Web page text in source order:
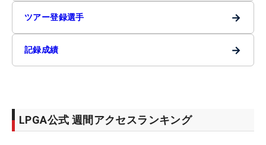
ツアー登録選手 →
記録成績 →
LPGA公式 週間アクセスランキング